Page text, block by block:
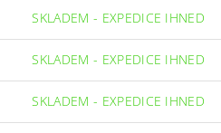
SKLADEM - EXPEDICE IHNED
SKLADEM - EXPEDICE IHNED
SKLADEM - EXPEDICE IHNED